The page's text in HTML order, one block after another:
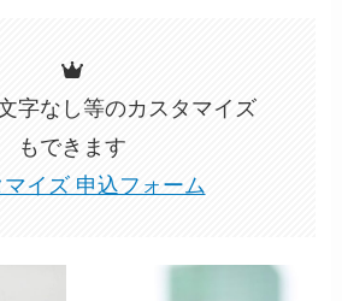
字なし等のカスタマイズ
もできます
マイズ 申込フォーム